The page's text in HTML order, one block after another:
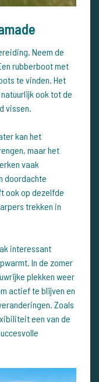
Neem de
rubberboot met
te vinden. Het
ook tot de
vissen.
kan het
maar het
vaak
doordachte
ook op dezelfde
trekken in
interessant
In de zomer
plekken weer
actief te blijven en
Zoals
een van de